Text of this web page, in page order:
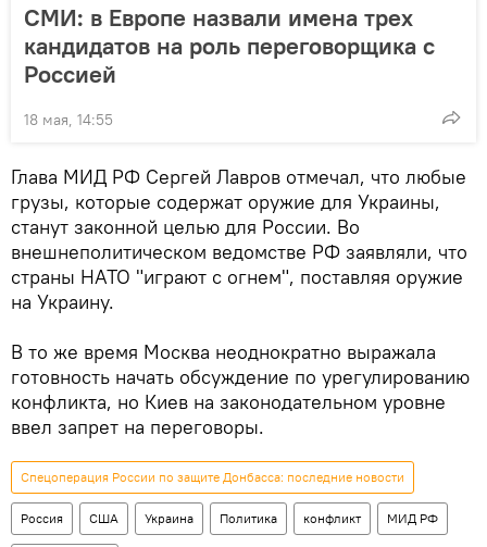
СМИ: в Европе назвали имена трех
кандидатов на роль переговорщика с
Россией
18 мая, 14:55
Глава МИД РФ Сергей Лавров отмечал, что любые
грузы, которые содержат оружие для Украины,
станут законной целью для России. Во
внешнеполитическом ведомстве РФ заявляли, что
страны НАТО "играют с огнем", поставляя оружие
на Украину.
В то же время Москва неоднократно выражала
готовность начать обсуждение по урегулированию
конфликта, но Киев на законодательном уровне
ввел запрет на переговоры.
Спецоперация России по защите Донбасса: последние новости
Россия США Украина Политика конфликт МИД РФ